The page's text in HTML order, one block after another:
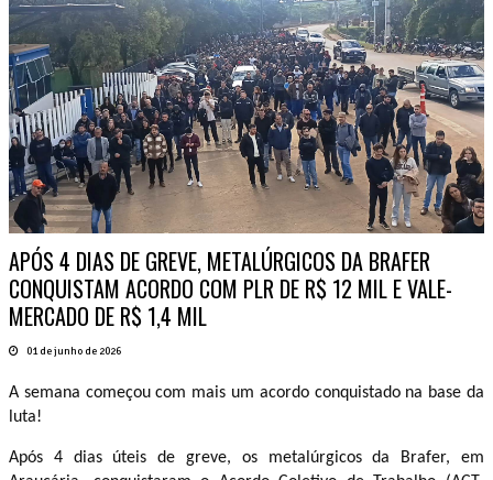
APÓS 4 DIAS DE GREVE, METALÚRGICOS DA BRAFER
CONQUISTAM ACORDO COM PLR DE R$ 12 MIL E VALE-
MERCADO DE R$ 1,4 MIL
01 de junho de 2026
A semana começou com mais um acordo conquistado na base da
luta!
Após 4 dias úteis de greve, os metalúrgicos da Brafer, em